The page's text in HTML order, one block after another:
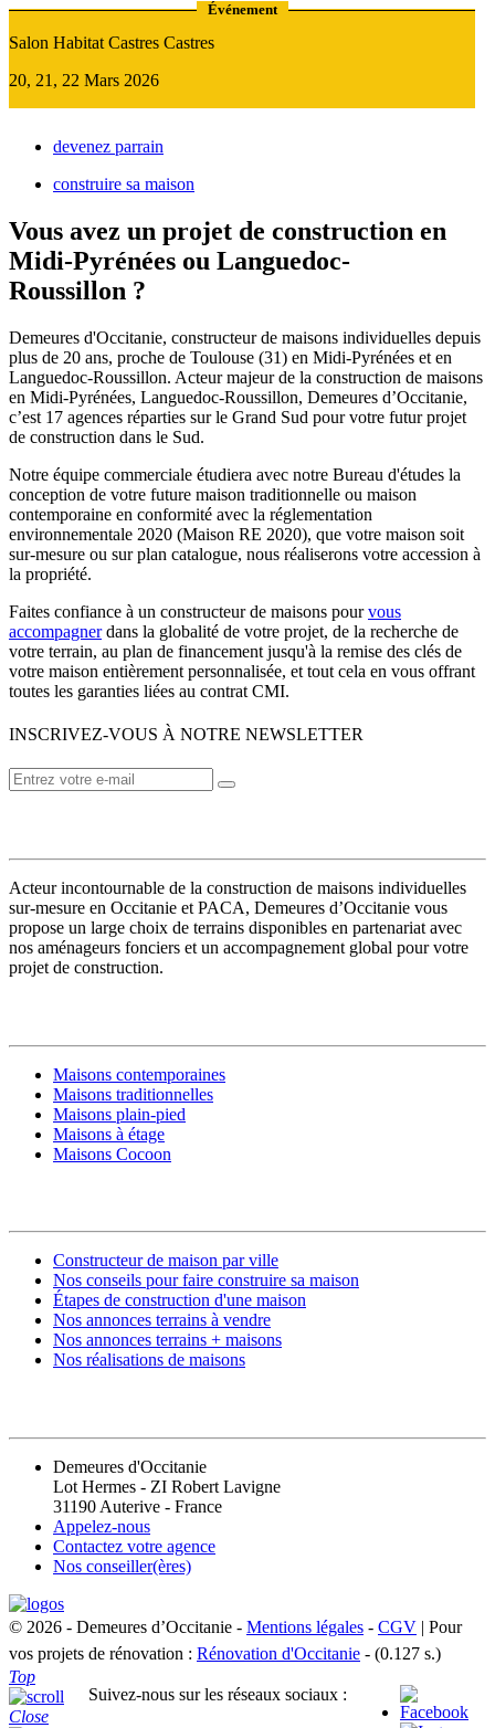
Événement
Salon Habitat Castres Castres
20, 21, 22 Mars 2026
devenez parrain
construire sa maison
Vous avez un projet de construction en
Midi-Pyrénées ou Languedoc-
Roussillon ?
Demeures d'Occitanie, constructeur de maisons individuelles depuis
plus de 20 ans, proche de Toulouse (31) en Midi-Pyrénées et en
Languedoc-Roussillon. Acteur majeur de la construction de maisons
en Midi-Pyrénées, Languedoc-Roussillon, Demeures d’Occitanie,
c’est 17 agences réparties sur le Grand Sud pour votre futur projet
de construction dans le Sud.
Notre équipe commerciale étudiera avec notre Bureau d'études la
conception de votre future maison traditionnelle ou maison
contemporaine en conformité avec la réglementation
environnementale 2020 (Maison RE 2020), que votre maison soit
sur-mesure ou sur plan catalogue, nous réaliserons votre accession à
la propriété.
Faites confiance à un constructeur de maisons pourvous
accompagnerdans la globalité de votre projet, de la recherche de
votre terrain, au plan de financement jusqu'à la remise des clés de
votre maison entièrement personnalisée, et tout cela en vous offrant
toutes les garanties liées au contrat CMI.
INSCRIVEZ-VOUS À NOTRE NEWSLETTER
Acteur incontournable de la construction de maisons individuelles
sur-mesure en Occitanie et PACA, Demeures d’Occitanie vous
propose un large choix de terrains disponibles en partenariat avec
nos aménageurs fonciers et un accompagnement global pour votre
projet de construction.
Maisons contemporaines
Maisons traditionnelles
Maisons plain-pied
Maisons à étage
Maisons Cocoon
Constructeur de maison par ville
Nos conseils pour faire construire sa maison
Étapes de construction d'une maison
Nos annonces terrains à vendre
Nos annonces terrains + maisons
Nos réalisations de maisons
Demeures d'Occitanie
Lot Hermes - ZI Robert Lavigne
31190 Auterive - France
Appelez-nous
Contactez votre agence
Nos conseiller(ères)
© 2026 - Demeures d’Occitanie - Mentions légales - CGV | Pour
vos projets de rénovation : Rénovation d'Occitanie - (0.127 s.)
Suivez-nous sur les réseaux sociaux :
Top
Close